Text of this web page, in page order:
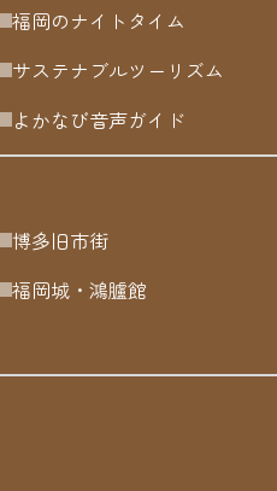
福岡のナイトタイム
サステナブルツーリズム
よかなび音声ガイド
博多旧市街
福岡城・鴻臚館